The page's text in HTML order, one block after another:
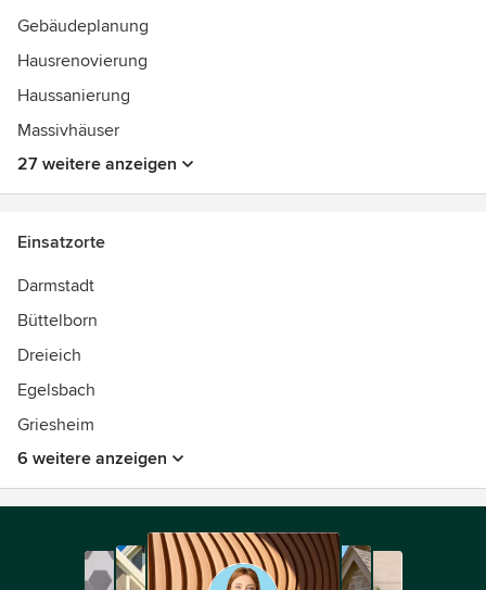
Gebäudeplanung
Hausrenovierung
Haussanierung
Massivhäuser
27 weitere anzeigen
Einsatzorte
Darmstadt
Büttelborn
Dreieich
Egelsbach
Griesheim
6 weitere anzeigen